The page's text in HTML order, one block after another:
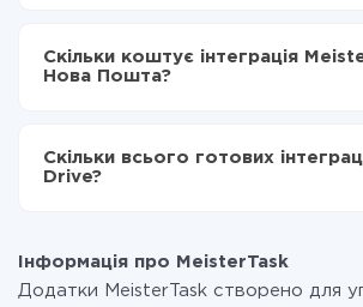
Тепер дані будуть автоматично
MeisterTask в Нова Пошта
становити від 5-ти до 30-хвилин. У
налаштування займає 10-15 хвилин.
Скільки коштує інтеграція
Нова Пошта?
Ви оплачуєте лише кількість даних,
передаються з однієї вашої системи
при необхідності. Детальніше про
Скільки всього готових
Drive?
Інформація про MeisterTask
Додатки MeisterTask створено для